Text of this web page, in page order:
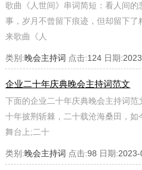
歌曲《人世间》串词简短：看人间
事，岁月不曾留下痕迹，但却留下
来歌曲《人
类别:晚会主持词 点击:124 日期:
企业二十年庆典晚会主持词范文
下面的企业二十年庆典晚会主持词
十年披荆斩棘，二十载沧海桑田，如
舞台上;二十
类别:晚会主持词 点击:98 日期: